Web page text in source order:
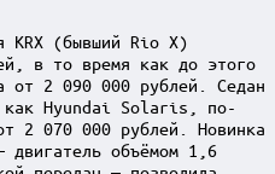
KRX (бывший Rio X)
в то время как до этого
от 2 090 000 рублей. Седан
как Hyundai Solaris, по-
2 070 000 рублей. Новинка
объёмом 1,6